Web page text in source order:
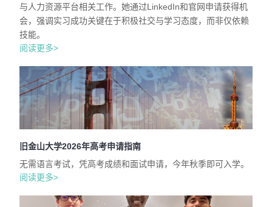
与人力资源平台相关工作。她通过LinkedIn和官网申请获得机
会，强调实习成功关键在于积极社交与学习态度，而非仅依赖
技能。
阅读更多>
旧金山大学2026年高考申请指南
无需语言考试，凭高考成绩和面试申请，今年秋季即可入学。
阅读更多>